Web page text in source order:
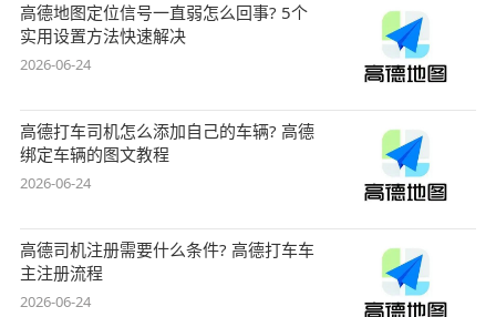
高德地图定位信号一直弱怎么回事? 5个
实用设置方法快速解决
2026-06-24
高德打车司机怎么添加自己的车辆? 高德
绑定车辆的图文教程
2026-06-24
高德司机注册需要什么条件? 高德打车车
主注册流程
2026-06-24